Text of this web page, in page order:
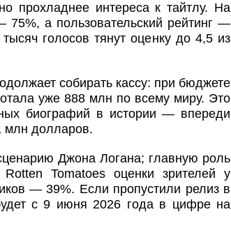
прохладнее интереса к тайтлу. На
75%, а пользовательский рейтинг —
голосов тянут оценку до 4,5 из
собирать кассу: при бюджете
уже 888 млн по всему миру. Это
биографий в истории — впереди
млн долларов.
Джона Логана; главную роль
Tomatoes оценки зрителей у
— 39%. Если пропустили релиз в
с 9 июня 2026 года в цифре на